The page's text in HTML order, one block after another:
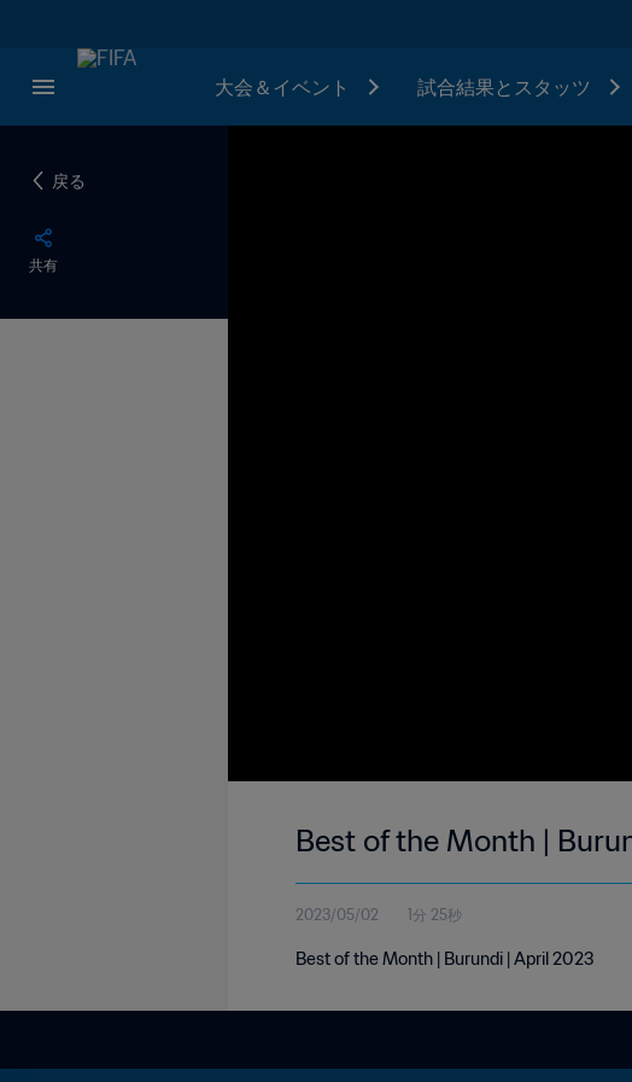
大会＆イベント 試合結果とスタッツ
戻る
共有
Best of the Month |
2023/05/02 1分 25秒
Best of the Month | Burundi | April 2023